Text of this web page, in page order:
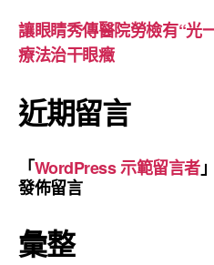
讓眼睛秀傳醫院勞檢有“光
療法治干眼癥
近期留言
「WordPress 示範留言者
發佈留言
彙整